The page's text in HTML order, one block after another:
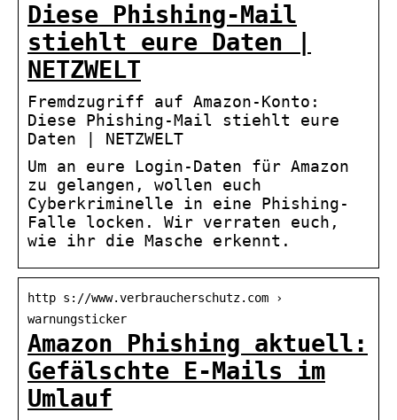
Diese Phishing-Mail
stiehlt eure Daten |
NETZWELT
Fremdzugriff auf Amazon-Konto:
Diese Phishing-Mail stiehlt eure
Daten | NETZWELT
Um an eure Login-Daten für Amazon
zu gelangen, wollen euch
Cyberkriminelle in eine Phishing-
Falle locken. Wir verraten euch,
wie ihr die Masche erkennt.
http s://www.verbraucherschutz.com ›
warnungsticker
Amazon Phishing aktuell:
Gefälschte E-Mails im
Umlauf